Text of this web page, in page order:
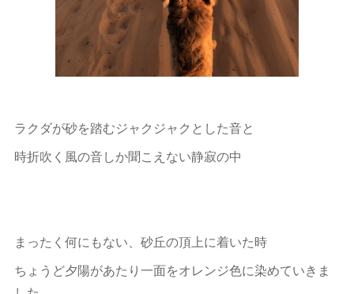
ラクダが砂を踏むジャクジャクとした音と
時折吹く風の音しか聞こえない静寂の中
まったく何にもない、砂丘の頂上に着いた時
ちょうど夕陽があたり一面をオレンジ色に染めていきま